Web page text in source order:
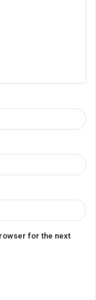
for the next